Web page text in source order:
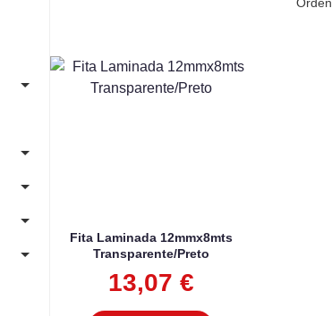
Fita Laminada 12mmx8mts
Transparente/Preto
13,07 €